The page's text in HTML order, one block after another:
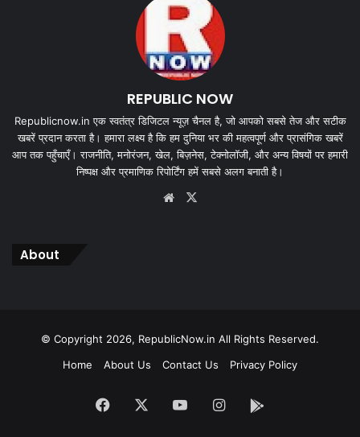
REPUBLIC NOW
Republicnow.in एक स्वतंत्र डिजिटल न्यूज़ चैनल है, जो आपको सबसे तेज और सटीक
खबरें प्रदान करता है। हमारा लक्ष्य है कि हम दुनिया भर की महत्वपूर्ण और प्रासंगिक खबरें
आप तक पहुँचाएँ। राजनीति, मनोरंजन, खेल, बिज़नेस, टेक्नोलॉजी, और अन्य विषयों पर हमारी
निष्पक्ष और प्रमाणिक रिपोर्टिंग हमें सबसे अलग बनाती है।
Website
About
© Copyright 2026, RepublicNow.in All Rights Reserved.
Home
About Us Contact Us Privacy Policy
Facebook YouTubeInstagram